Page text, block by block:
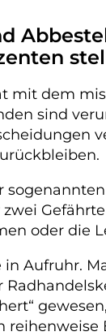
mit dem
sind
oder die
Aufruhr.
reihenweise